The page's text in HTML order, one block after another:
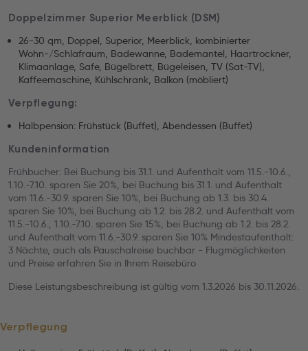
Doppelzimmer Superior Meerblick (DSM)
26-30 qm, Doppel, Superior, Meerblick, kombinierter
Wohn-/Schlafraum, Badewanne, Bademantel, Haartrockner,
Klimaanlage, Safe, Bügelbrett, Bügeleisen, TV (Sat-TV),
Kaffeemaschine, Kühlschrank, Balkon (möbliert)
Verpflegung:
Halbpension: Frühstück (Buffet), Abendessen (Buffet)
Kundeninformation
Frühbucher: Bei Buchung bis 31.1. und Aufenthalt vom 11.5.-10.6.,
1.10.-7.10. sparen Sie 20%, bei Buchung bis 31.1. und Aufenthalt
vom 11.6.-30.9. sparen Sie 10%, bei Buchung ab 1.3. bis 30.4.
sparen Sie 10%, bei Buchung ab 1.2. bis 28.2. und Aufenthalt vom
11.5.-10.6., 1.10.-7.10. sparen Sie 15%, bei Buchung ab 1.2. bis 28.2.
und Aufenthalt vom 11.6.-30.9. sparen Sie 10% Mindestaufenthalt:
3 Nächte, auch als Pauschalreise buchbar - Flugmöglichkeiten
und Preise erfahren Sie in Ihrem Reisebüro
Diese Leistungsbeschreibung ist gültig vom 1.3.2026 bis 30.11.2026.
Verpflegung